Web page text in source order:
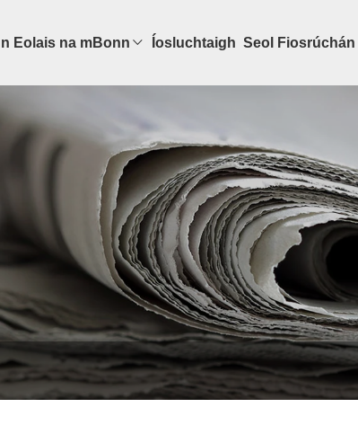
Eolais na mBonn Íosluchtaigh Seol Fiosrúchán